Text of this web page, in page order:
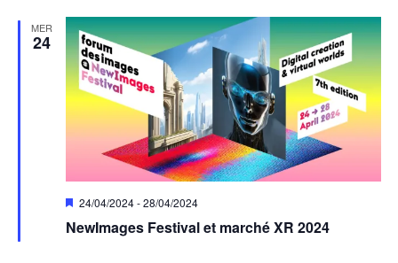
MER
24
NewImages Festival et marché XR 2024
Mis
avant
24/04/2024-28/04/2024